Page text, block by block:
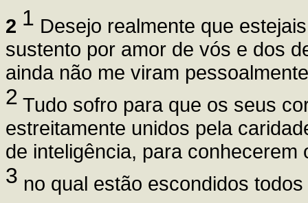
2 1 Desejo realmente que
sustento por amor de vós e dos
ainda não me viram
2 Tudo sofro para que os seus
estreitamente unidos pela
de inteligência, para
3 no qual estão escondidos